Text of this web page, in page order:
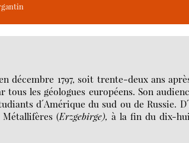
décembre 1797, soit trente-deux ans
les géologues européens. Son
d´Amérique du sud ou de Russie.
(Erzgebirge), à la fin du dix-